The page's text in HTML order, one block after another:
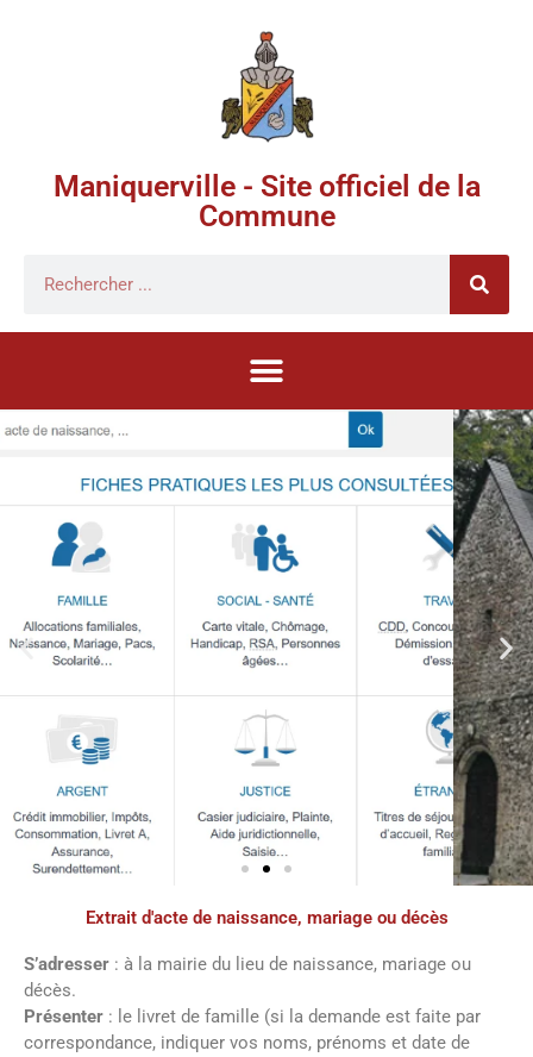
Maniquerville - Site officiel de la
Commune
Démarches
administratives
Faîtes vos démarches en ligne sur notre
site en cliquant sur le bouton ci-dessous
Extrait d'acte de naissance, mariage ou décès
S’adresser : à la mairie du lieu de naissance, mariage ou
décès.
Présenter : le livret de famille (si la demande est faite par
correspondance, indiquer vos noms, prénoms et date de